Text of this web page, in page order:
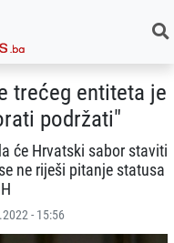
trećeg entiteta je
podržati"
će Hrvatski sabor staviti
ne riješi pitanje statusa
- 15:56